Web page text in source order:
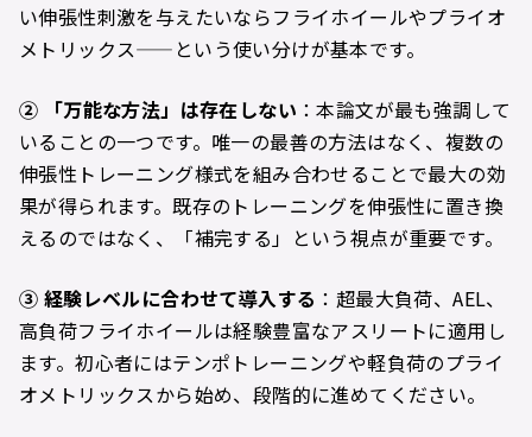
い伸張性刺激を与えたいならフライホイールやプライオ
メトリックス——という使い分けが基本です。
② 「万能な方法」は存在しない ：本論文が最も強調して
いることの一つです。唯一の最善の方法はなく、複数の
伸張性トレーニング様式を組み合わせることで最大の効
果が得られます。既存のトレーニングを伸張性に置き換
えるのではなく、「補完する」という視点が重要です。
③ 経験レベルに合わせて導入する ：超最大負荷、AEL、
高負荷フライホイールは経験豊富なアスリートに適用し
ます。初心者にはテンポトレーニングや軽負荷のプライ
オメトリックスから始め、段階的に進めてください。